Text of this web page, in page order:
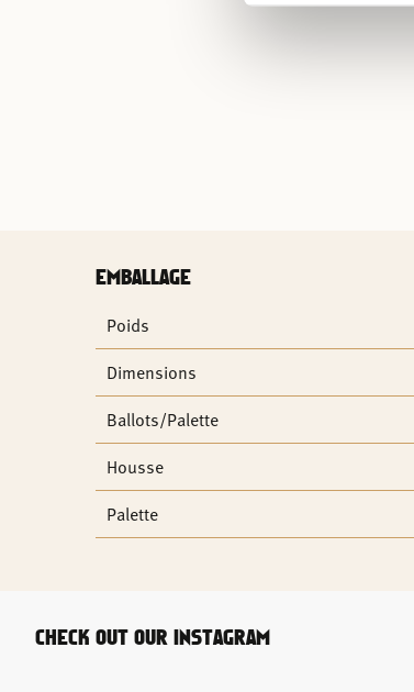
EMBALLAGE
Poids
Dimensions
Ballots/Palette
Housse
Palette
CHECK OUT OUR INSTAGRAM